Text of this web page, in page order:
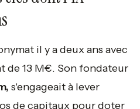
il y a deux ans avec
de 13 M€. Son fondateur
s'engageait à lever
de capitaux pour doter